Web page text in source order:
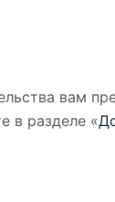
вам
в разделе «